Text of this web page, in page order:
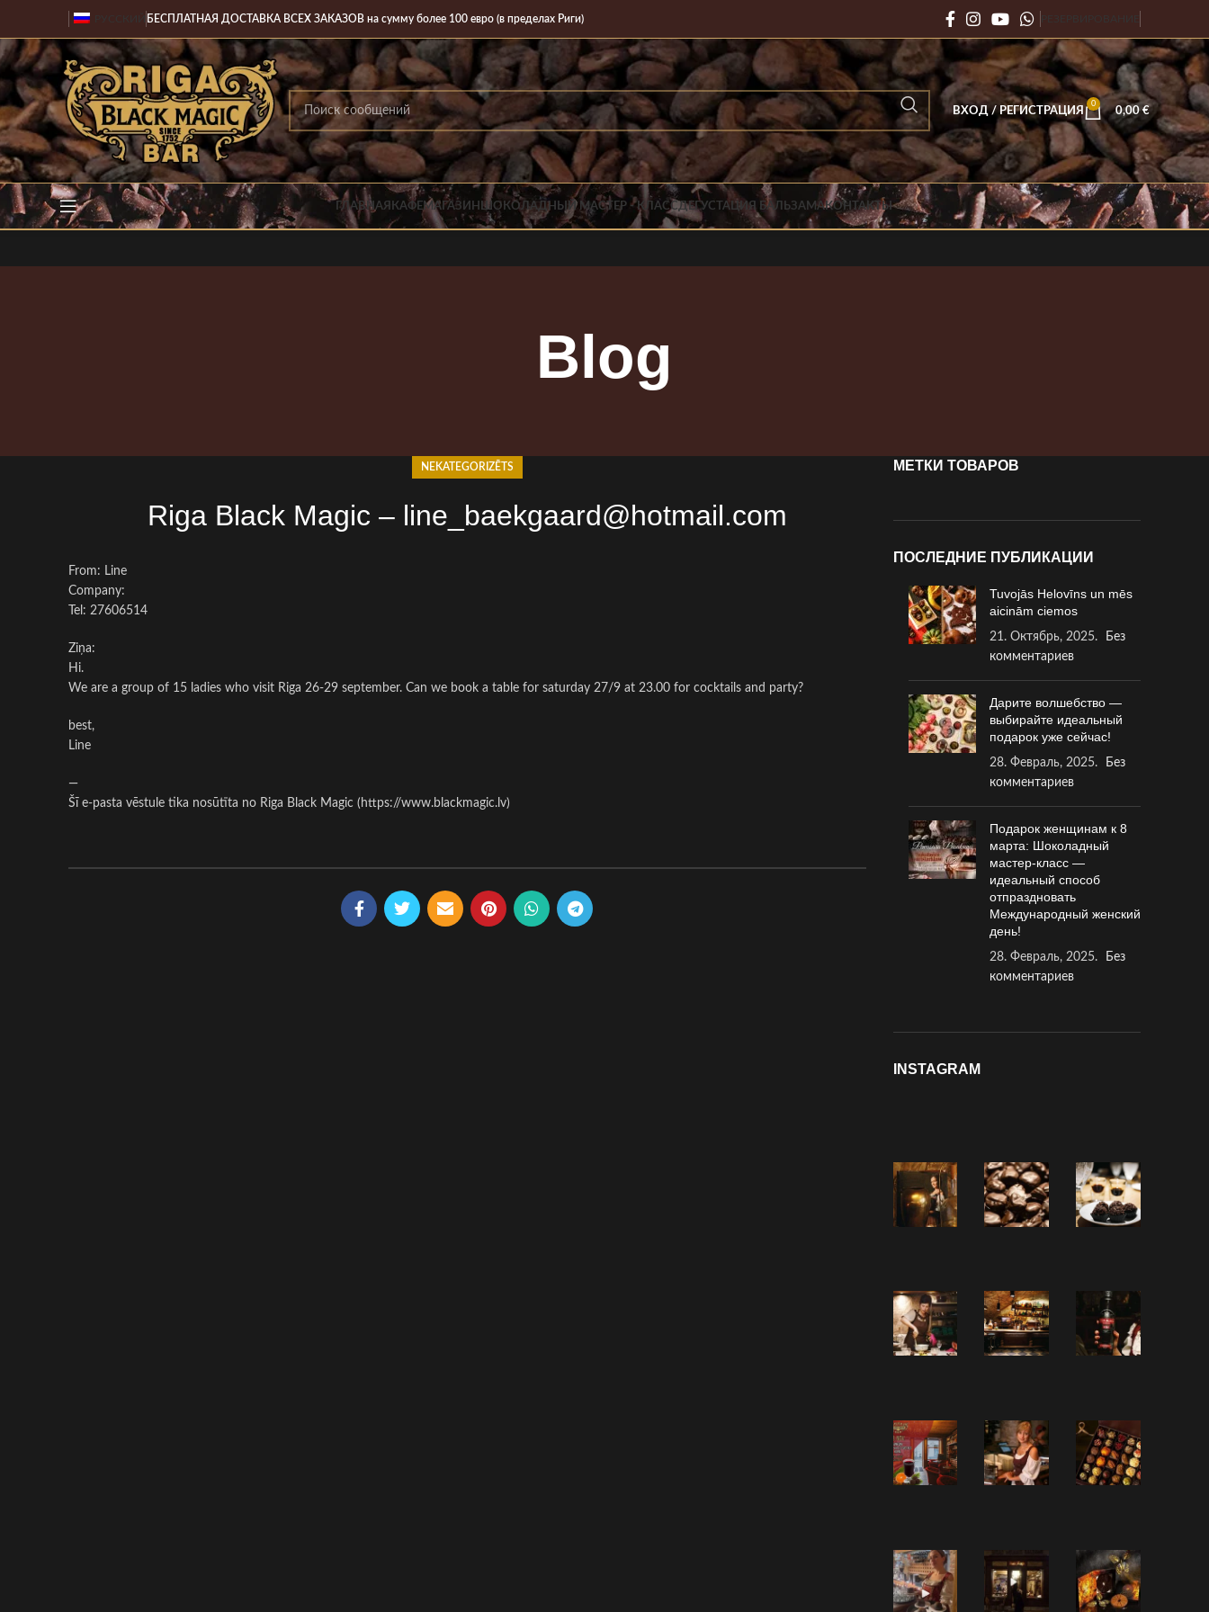
БЕСПЛАТНАЯ ДОСТАВКА ВСЕХ ЗАКАЗОВ на сумму более 100 евро (в пределах Риги)
ВХОД / РЕГИСТРАЦИЯ
0
0,00€
ГЛАВНАЯ КАФЕ МАГАЗИН ШОКОЛАДНЫЙ МАСТЕР - КЛАССДЕГУСТАЦИЯ БАЛЬЗАМАКОНТАКТЫ
Blog
NEKATEGORIZĒTS
Riga Black Magic – line_baekgaard@hotmail.com
From: Line
Company:
Tel: 27606514
Ziņa:
Hi.
We are a group of 15 ladies who visit Riga 26-29 september. Can we book a table for saturday 27/9 at 23.00 for cocktails and party?
best,
Line
—
Šī e-pasta vēstule tika nosūtīta no Riga Black Magic (https://www.blackmagic.lv)
МЕТКИ ТОВАРОВ
ПОСЛЕДНИЕ ПУБЛИКАЦИИ
Tuvojās Helovīns un mēs
aicinām ciemos
21. Октябрь, 2025.
Без
комментариев
Дарите волшебство —
выбирайте идеальный
подарок уже сейчас!
28. Февраль, 2025.
Без
комментариев
Подарок женщинам к 8
марта: Шоколадный
мастер-класс —
идеальный способ
отпраздновать
Международный женский
день!
28. Февраль, 2025.
Без
комментариев
INSTAGRAM